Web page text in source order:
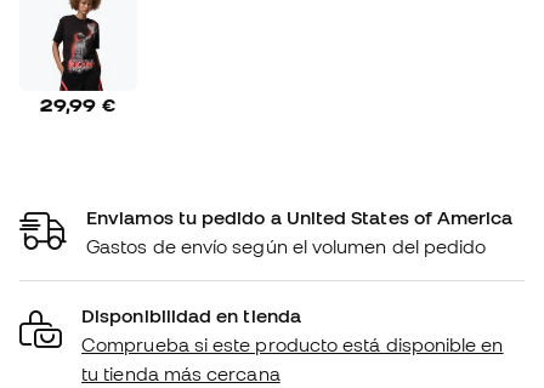
29,99 €
Enviamos tu pedido a United States of America
Gastos de envío según el volumen del pedido
Disponibilidad en tienda
Comprueba si este producto está disponible en
tu tienda más cercana